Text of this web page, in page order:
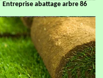
Entreprise abattage arbre 86